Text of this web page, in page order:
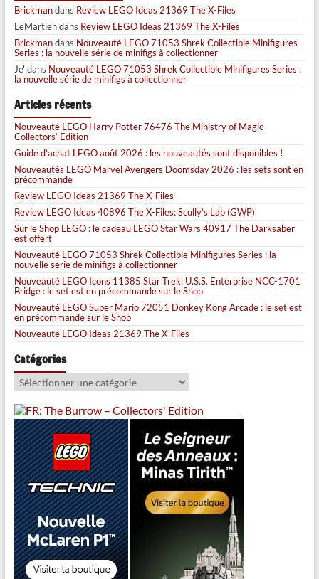
Brickmandans Review LEGO Ideas 21369 The X-Files
LeMartiendans Review LEGO Ideas 21369 The X-Files
Brickmandans Nouveauté LEGO 71053 Shrek Collectible Minifigures
Series : la nouvelle série de minifigs à collectionner
Je' dans Nouveauté LEGO 71053 Shrek Collectible Minifigures Series :
la nouvelle série de minifigs à collectionner
Articles récents
Nouveauté LEGO Harry Potter 76476 The Ministry of Magic
Collectors’ Edition
Guide d’achat LEGO août 2026 : les nouveautés sont disponibles !
Nouveautés LEGO Marvel Avengers Doomsday 2026 : les sets sont en
précommande
Review LEGO Ideas 21369 The X-Files
Review LEGO Ideas 40896 The X-Files: Scully’s Lab (GWP)
Sur le Shop LEGO : le cadeau LEGO Star Wars 40917 The Darksaber
est offert
Nouveauté LEGO 71053 Shrek Collectible Minifigures Series : la
nouvelle série de minifigs à collectionner
Nouveauté LEGO Icons 11385 Star Trek: U.S.S. Enterprise NCC-1701
Bridge : le set est en précommande sur le Shop
Nouveauté LEGO Super Mario 72051 Donkey Kong Arcade : le set est
en précommande sur le Shop
Nouveauté LEGO Ideas 21369 The X-Files
Catégories
Catégories